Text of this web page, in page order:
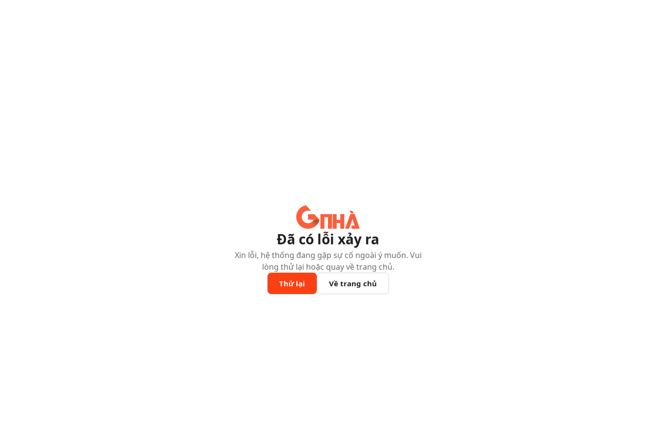
Đã có lỗi xảy ra
Xin lỗi, hệ thống đang gặp sự cố ngoài ý muốn. Vui
lòng thử lại hoặc quay về trang chủ.
Thử lại Về trang chủ